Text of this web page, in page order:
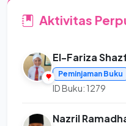
Aktivitas
El-Fariza
Peminjaman Buku
ID Buku: 1279
Nazril